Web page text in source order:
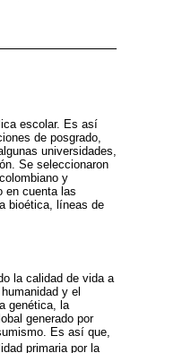
escolar. Es así
de posgrado,
universidades,
Se seleccionaron
y
en cuenta las
bioética, líneas de
la calidad de vida a
y el
genética, la
generado por
Es así que,
primaria por la